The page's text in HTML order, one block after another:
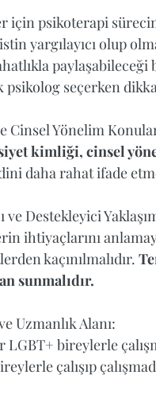
için psikoterapi
yargılayıcı olup
paylaşabileceği
seçerken
Cinsel Yönelim
kimliği, cinsel
daha rahat ifade
ve Destekleyici
ihtiyaçlarını
kaçınılmalıdır.
sunmalıdır.
Uzmanlık Alanı:
LGBT+ bireylerle
çalışıp